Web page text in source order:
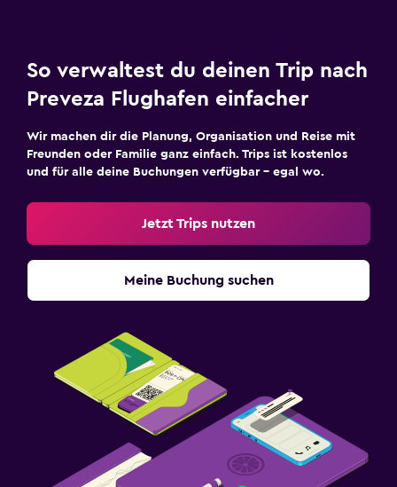
So verwaltest du deinen Trip nach
Preveza Flughafen einfacher
Wir machen dir die Planung, Organisation und Reise mit
Freunden oder Familie ganz einfach. Trips ist kostenlos
und für alle deine Buchungen verfügbar – egal wo.
Jetzt Trips nutzen
Meine Buchung suchen